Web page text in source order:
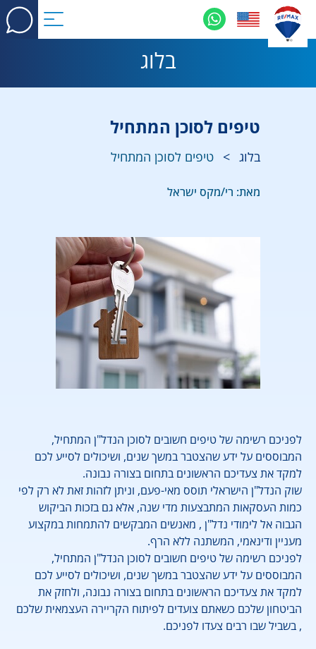
בלוג
טיפים לסוכן המתחיל
בלוג > טיפים לסוכן המתחיל
מאת: רי/מקס ישראל
לפניכם רשימה של טיפים חשובים לסוכן הנדל"ן המתחיל,
המבוססים על ידע שהצטבר במשך שנים, ושיכולים לסייע לכם
למקד את צעדיכם הראשונים בתחום בצורה נבונה.
שוק הנדל"ן הישראלי תוסס מאי-פעם, וניתן לזהות זאת לא רק לפי
כמות העסקאות המתבצעות מדי שנה, אלא גם בזכות הביקוש
הגבוה אל לימודי נדל"ן , מאנשים המבקשים להתמחות במקצוע
מעניין ודינאמי, המשתנה ללא הרף.
לפניכם רשימה של טיפים חשובים לסוכן הנדל"ן המתחיל,
המבוססים על ידע שהצטבר במשך שנים, ושיכולים לסייע לכם
למקד את צעדיכם הראשונים בתחום בצורה נבונה, ולחזק את
הביטחון שלכם כשאתם צועדים לפיתוח הקריירה העצמאית שלכם
, בשביל שבו רבים צעדו לפניכם.